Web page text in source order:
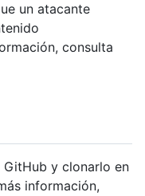
un atacante
consulta
y clonarlo en
información,